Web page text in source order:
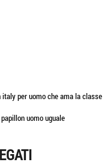
per uomo che ama la
uomo uguale